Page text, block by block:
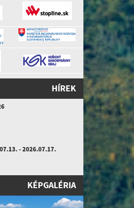
HÍREK
- 2026.07.17.
KÉPGALÉRIA